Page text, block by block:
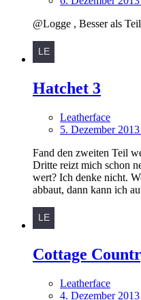
@Logge , Besser als
Hatchet 3
Leatherface
5. Dezember
Fand den zweiten Teil
Dritte reizt mich schon
wert? Ich denke nicht.
abbaut, dann kann ich
Cottage
Leatherface
4. Dezember